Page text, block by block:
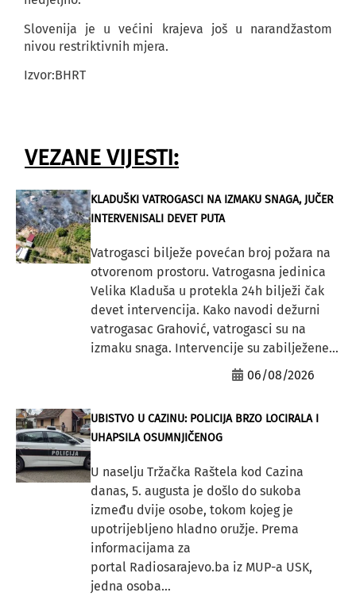
Slovenija je u većini krajeva još u narandžastom
nivou restriktivnih mjera.
Izvor:BHRT
VEZANE VIJESTI:
KLADUŠKI VATROGASCI NA IZMAKU SNAGA, JUČER
INTERVENISALI DEVET PUTA
Vatrogasci bilježe povećan broj požara na
otvorenom prostoru. Vatrogasna jedinica
Velika Kladuša u protekla 24h bilježi čak
devet intervencija. Kako navodi dežurni
vatrogasac Grahović, vatrogasci su na
izmaku snaga. Intervencije su zabilježene...
06/08/2026
UBISTVO U CAZINU: POLICIJA BRZO LOCIRALA I
UHAPSILA OSUMNJIČENOG
U naselju Tržačka Raštela kod Cazina
danas, 5. augusta je došlo do sukoba
između dvije osobe, tokom kojeg je
upotrijebljeno hladno oružje. Prema
informacijama za
portal Radiosarajevo.ba iz MUP-a USK,
jedna osoba...